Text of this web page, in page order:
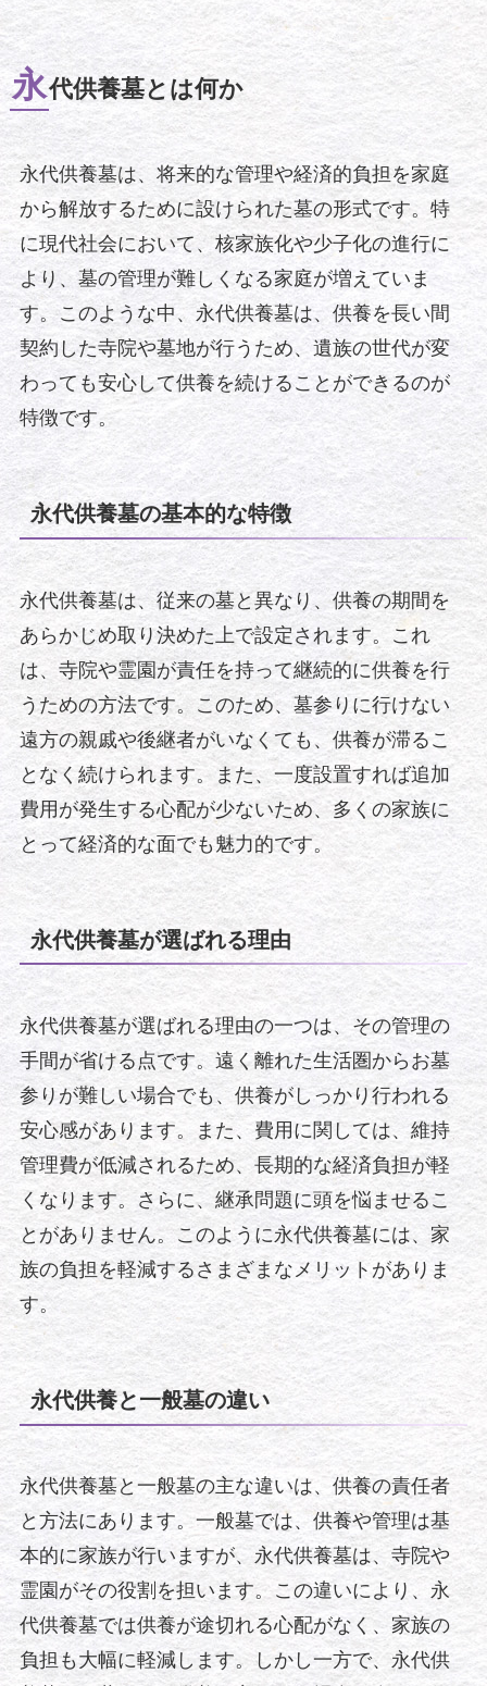
永代供養墓とは何か
永代供養墓は、将来的な管理や経済的負担を家庭
から解放するために設けられた墓の形式です。特
に現代社会において、核家族化や少子化の進行に
より、墓の管理が難しくなる家庭が増えていま
す。このような中、永代供養墓は、供養を長い間
契約した寺院や墓地が行うため、遺族の世代が変
わっても安心して供養を続けることができるのが
特徴です。
永代供養墓の基本的な特徴
永代供養墓は、従来の墓と異なり、供養の期間を
あらかじめ取り決めた上で設定されます。これ
は、寺院や霊園が責任を持って継続的に供養を行
うための方法です。このため、墓参りに行けない
遠方の親戚や後継者がいなくても、供養が滞るこ
となく続けられます。また、一度設置すれば追加
費用が発生する心配が少ないため、多くの家族に
とって経済的な面でも魅力的です。
永代供養墓が選ばれる理由
永代供養墓が選ばれる理由の一つは、その管理の
手間が省ける点です。遠く離れた生活圏からお墓
参りが難しい場合でも、供養がしっかり行われる
安心感があります。また、費用に関しては、維持
管理費が低減されるため、長期的な経済負担が軽
くなります。さらに、継承問題に頭を悩ませるこ
とがありません。このように永代供養墓には、家
族の負担を軽減するさまざまなメリットがありま
す。
永代供養と一般墓の違い
永代供養墓と一般墓の主な違いは、供養の責任者
と方法にあります。一般墓では、供養や管理は基
本的に家族が行いますが、永代供養墓は、寺院や
霊園がその役割を担います。この違いにより、永
代供養墓では供養が途切れる心配がなく、家族の
負担も大幅に軽減します。しかし一方で、永代供